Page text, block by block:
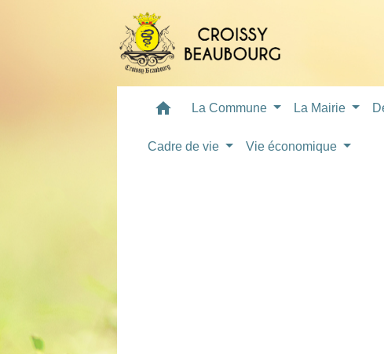
home La Commune La Mairie
Cadre de vie Vie économique